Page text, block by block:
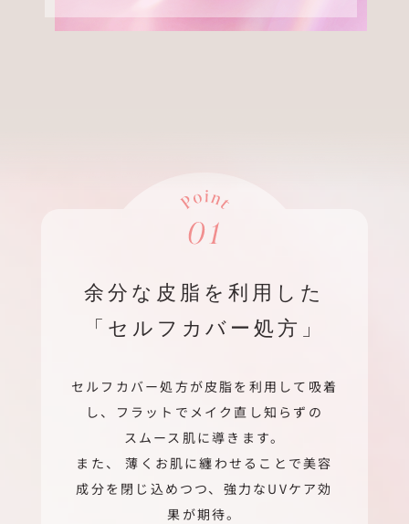
余分な皮脂を利用した
「セルフカバー処方」
セルフカバー処方が皮脂を利用して吸着
し、フラットでメイク直し知らずの
スムース肌に導きます。
また、 薄くお肌に纏わせることで美容
成分を閉じ込めつつ、強力なUVケア効
果が期待。